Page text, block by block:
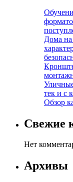
Дома на
тек и с
Обзор
Свежие
Нет
Архивы